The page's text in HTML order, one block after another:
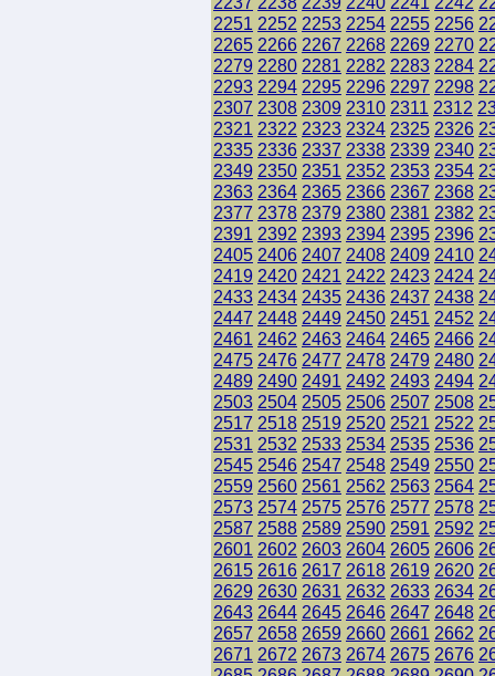
2251 2252 2253 2254 2255 2256
2265 2266 2267 2268 2269 2270
2279 2280 2281 2282 2283 2284
2293 2294 2295 2296 2297 2298
2307 2308 2309 2310 2311 2312
2321 2322 2323 2324 2325 2326
2335 2336 2337 2338 2339 2340
2349 2350 2351 2352 2353 2354
2363 2364 2365 2366 2367 2368
2377 2378 2379 2380 2381 2382
2391 2392 2393 2394 2395 2396
2405 2406 2407 2408 2409 2410
2419 2420 2421 2422 2423 2424
2433 2434 2435 2436 2437 2438
2447 2448 2449 2450 2451 2452
2461 2462 2463 2464 2465 2466
2475 2476 2477 2478 2479 2480
2489 2490 2491 2492 2493 2494
2503 2504 2505 2506 2507 2508
2517 2518 2519 2520 2521 2522
2531 2532 2533 2534 2535 2536
2545 2546 2547 2548 2549 2550
2559 2560 2561 2562 2563 2564
2573 2574 2575 2576 2577 2578
2587 2588 2589 2590 2591 2592
2601 2602 2603 2604 2605 2606
2615 2616 2617 2618 2619 2620
2629 2630 2631 2632 2633 2634
2643 2644 2645 2646 2647 2648
2657 2658 2659 2660 2661 2662
2671 2672 2673 2674 2675 2676